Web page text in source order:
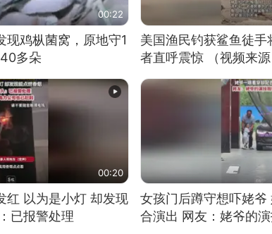
00:22
现鸡枞菌窝，原地守1
多朵
美国渔民钓获鲨鱼徒
者直呼震惊 （视频来源
00:20
红 以为是小灯 却发现
已报警处理
女孩门后蹲守想吓姥爷
合演出 网友：姥爷的